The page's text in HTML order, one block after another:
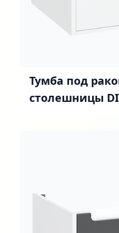
Тумба под
столешницы